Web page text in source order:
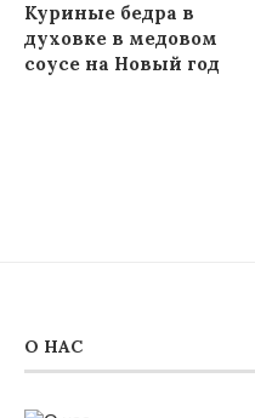
Куриные бедра в
духовке в медовом
соусе на Новый год
О НАС